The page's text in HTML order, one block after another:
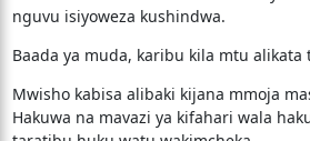
nguvu isiyoweza kushindwa.
Baada ya muda, karibu kila mtu alikata
Mwisho kabisa alibaki kijana mmoja
Hakuwa na mavazi ya kifahari wala